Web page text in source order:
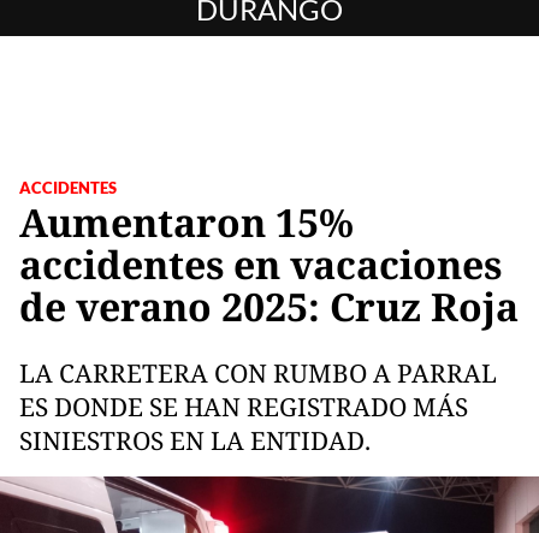
DURANGO
ACCIDENTES
Aumentaron 15%
accidentes en vacaciones
de verano 2025: Cruz Roja
LA CARRETERA CON RUMBO A PARRAL
ES DONDE SE HAN REGISTRADO MÁS
SINIESTROS EN LA ENTIDAD.